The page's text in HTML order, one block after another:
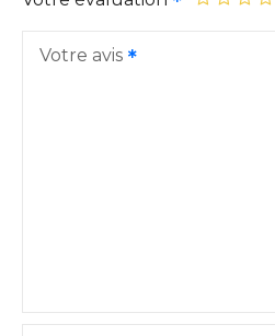
Votre avis